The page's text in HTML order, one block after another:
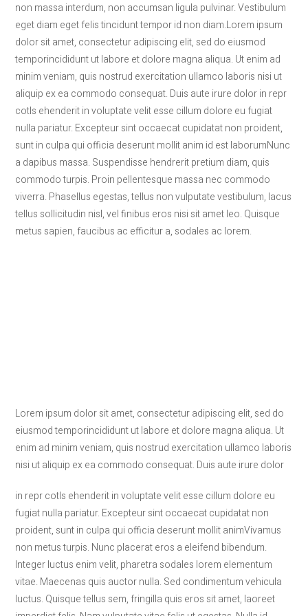
non massa interdum, non accumsan ligula pulvinar. Vestibulum
eget diam eget felis tincidunt tempor id non diam.Lorem ipsum
dolor sit amet, consectetur adipiscing elit, sed do eiusmod
temporincididunt ut labore et dolore magna aliqua. Ut enim ad
minim veniam, quis nostrud exercitation ullamco laboris nisi ut
aliquip ex ea commodo consequat. Duis aute irure dolor in repr
cotls ehenderit in voluptate velit esse cillum dolore eu fugiat
nulla pariatur. Excepteur sint occaecat cupidatat non proident,
sunt in culpa qui officia deserunt mollit anim id est laborumNunc
a dapibus massa. Suspendisse hendrerit pretium diam, quis
commodo turpis. Proin pellentesque massa nec commodo
viverra. Phasellus egestas, tellus non vulputate vestibulum, lacus
tellus sollicitudin nisl, vel finibus eros nisi sit amet leo. Quisque
metus sapien, faucibus ac efficitur a, sodales ac lorem.
Lorem ipsum dolor sit amet, consectetur adipiscing elit, sed do
eiusmod temporincididunt ut labore et dolore magna aliqua. Ut
enim ad minim veniam, quis nostrud exercitation ullamco laboris
nisi ut aliquip ex ea commodo consequat. Duis aute irure dolor
in repr cotls ehenderit in voluptate velit esse cillum dolore eu
fugiat nulla pariatur. Excepteur sint occaecat cupidatat non
proident, sunt in culpa qui officia deserunt mollit animVivamus
non metus turpis. Nunc placerat eros a eleifend bibendum.
Integer luctus enim velit, pharetra sodales lorem elementum
vitae. Maecenas quis auctor nulla. Sed condimentum vehicula
luctus. Quisque tellus sem, fringilla quis eros sit amet, laoreet